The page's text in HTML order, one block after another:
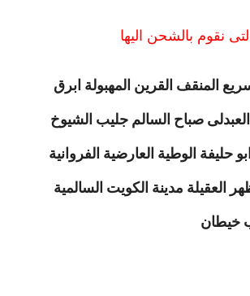
نقوم بالشحن اليها
المنقف القرين المهبولة ابرق
صباح السالم جليب الشيوخ
حليفة الوطية العارضية الفروانية
العقيلة مدينة الكويت السالمية
خيطان